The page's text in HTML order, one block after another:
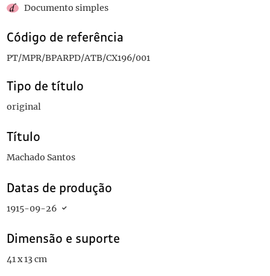
Documento simples
Código de referência
PT/MPR/BPARPD/ATB/CX196/001
Tipo de título
original
Título
Machado Santos
Datas de produção
1915-09-26
Dimensão e suporte
41 x 13 cm